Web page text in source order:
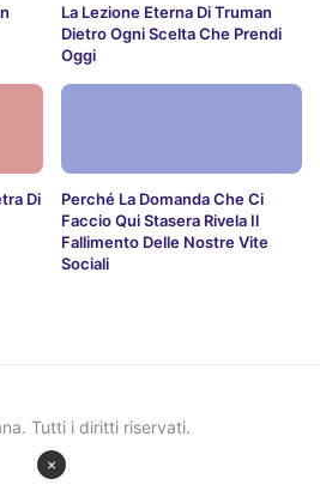
La Lezione Eterna Di Truman
Dietro Ogni Scelta Che Prendi
Oggi
Di
Perché La Domanda Che Ci
Faccio Qui Stasera Rivela Il
Fallimento Delle Nostre Vite
Sociali
×
Tutti i diritti riservati.